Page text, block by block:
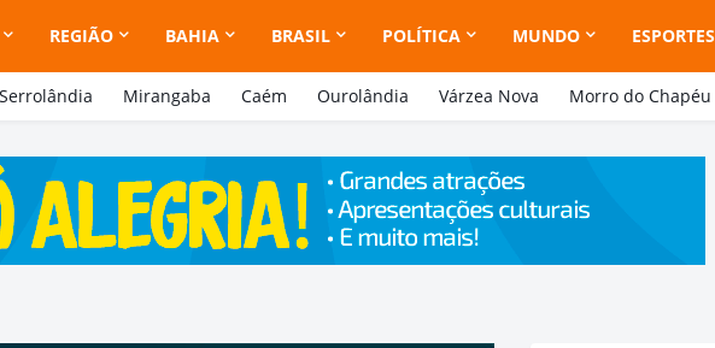
REGIÃO BAHIA BRASIL POLÍTICA MUNDO ESPORTES
Serrolândia Mirangaba Caém Ourolândia Várzea Nova Morro do Chapéu